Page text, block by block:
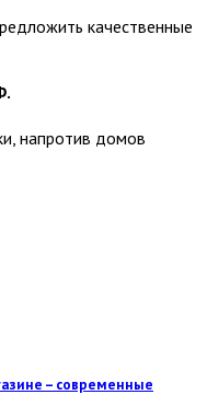
качественные
напротив домов
– современные